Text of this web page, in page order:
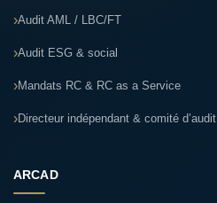
Audit AML / LBC/FT
Audit ESG & social
Mandats RC & RC as a Service
Directeur indépendant & comité d’audit
ARCAD